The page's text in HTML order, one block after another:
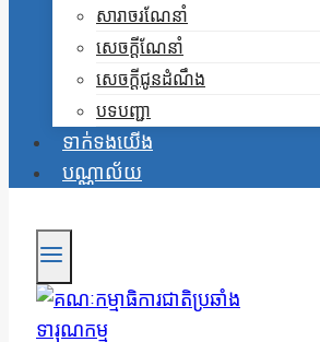
សារាចរណែនាំ
សេចក្តីណែនាំ
សេចក្តីជូនដំណឹង
បទបញ្ជា
ទាក់ទងយើង
បណ្ណាល័យ